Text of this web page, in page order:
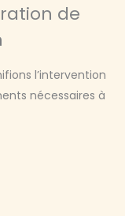
de
l’intervention
nécessaires à